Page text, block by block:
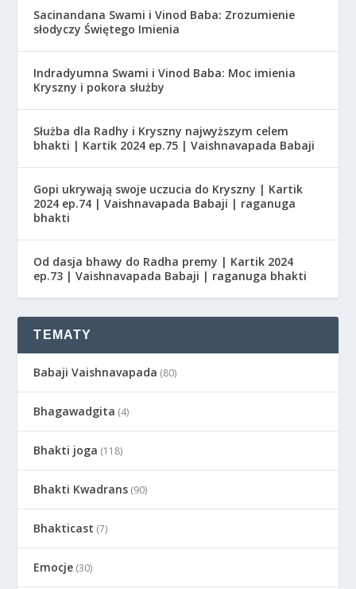
Sacinandana Swami i Vinod Baba: Zrozumienie
słodyczy Świętego Imienia
Indradyumna Swami i Vinod Baba: Moc imienia
Kryszny i pokora służby
Służba dla Radhy i Kryszny najwyższym celem
bhakti | Kartik 2024 ep.75 | Vaishnavapada Babaji
Gopi ukrywają swoje uczucia do Kryszny | Kartik
2024 ep.74 | Vaishnavapada Babaji | raganuga
bhakti
Od dasja bhawy do Radha premy | Kartik 2024
ep.73 | Vaishnavapada Babaji | raganuga bhakti
TEMATY
Babaji Vaishnavapada (80)
Bhagawadgita (4)
Bhakti joga (118)
Bhakti Kwadrans (90)
Bhakticast (7)
Emocje (30)